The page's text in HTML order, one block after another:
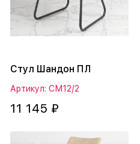
Стул Шандон ПЛ
Артикул: СМ12/2
11 145 ₽